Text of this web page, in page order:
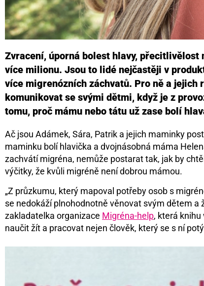
Zvracení, úporná bolest hlavy,
více milionu. Jsou to lidé nejčastěji v
více migrenózních záchvatů. Pro ně a
komunikovat se svými dětmi, když je z
tomu, proč mámu nebo tátu už zase bolí
Ač jsou Adámek, Sára, Patrik a jejich maminky
maminku bolí hlavička a dvojnásobná máma
zachvátí migréna, nemůže postarat tak, jak by
výčitky, že kvůli migréně není dobrou mámou.
„Z průzkumu, který mapoval potřeby osob s
se nedokáží plnohodnotně věnovat svým dětem a
zakladatelka organizace Migréna-help, která knihu
naučit žít a pracovat nejen člověk, který se s ní